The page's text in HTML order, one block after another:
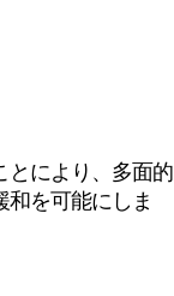
とにより、多面的
和を可能にしま